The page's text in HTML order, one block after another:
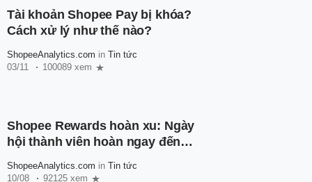
Tài khoản Shopee Pay bị khóa?
Cách xử lý như thế nào?
ShopeeAnalytics.com in Tin tức
03/11
100089 xem
Shopee Rewards hoàn xu: Ngày
hội thành viên hoàn ngay đến
ShopeeAnalytics.com in Tin tức
10/08
92125 xem